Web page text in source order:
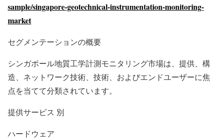
sample/singapore-geotechnical-instrumentation-monitoring-
market
セグメンテーションの概要
シンガポール地質工学計測モニタリング市場は、提供、構
造、ネットワーク技術、技術、およびエンドユーザーに焦
点を当てて分類されています。
提供サービス 別
ハードウェア